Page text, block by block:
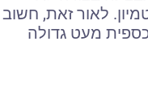
לאור זאת, חשוב
מעט גדולה